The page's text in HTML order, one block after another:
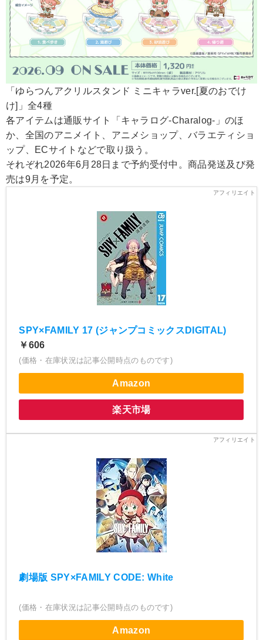
「ゆらつんアクリルスタンド ミニキャラver.[夏のおでけ
け]」全4種
各アイテムは通販サイト「キャラログ-Charalog-」のほ
か、全国のアニメイト、アニメショップ、バラエティショ
ップ、ECサイトなどで取り扱う。
それぞれ2026年6月28日まで予約受付中。商品発送及び発
売は9月を予定。
SPY×FAMILY 17 (ジャンプコミックスDIGITAL)
￥606
(価格・在庫状況は記事公開時点のものです)
Amazon
楽天市場
劇場版 SPY×FAMILY CODE: White
(価格・在庫状況は記事公開時点のものです)
Amazon